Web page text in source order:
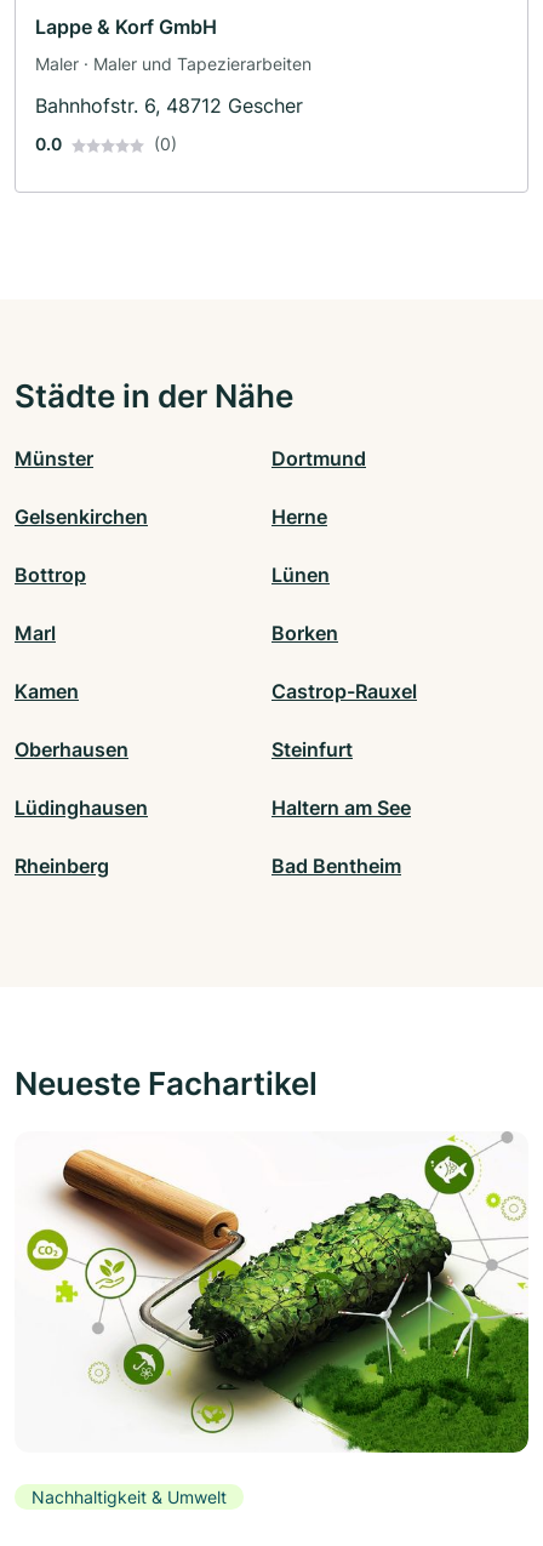
Lappe & Korf GmbH
Maler · Maler und Tapezierarbeiten
Bahnhofstr. 6, 48712 Gescher
0.0 (0)
Städte in der Nähe
Münster Dortmund
Gelsenkirchen Herne
Bottrop Lünen
Marl Borken
Kamen Castrop-Rauxel
Oberhausen Steinfurt
Lüdinghausen Haltern am See
Rheinberg Bad Bentheim
Neueste Fachartikel
Nachhaltigkeit & Umwelt